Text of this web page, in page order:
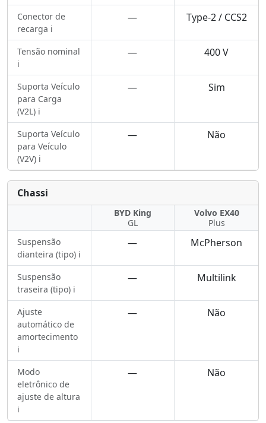
Conector de
recarga ℹ️
— Type-2 / CCS2
Tensão nominal
ℹ️
— 400 V
Suporta Veículo
para Carga
(V2L) ℹ️
— Sim
Suporta Veículo
para Veículo
(V2V) ℹ️
— Não
Chassi
BYD King
GL
Volvo EX40
Plus
Suspensão
dianteira (tipo) ℹ️
— McPherson
Suspensão
traseira (tipo) ℹ️
— Multilink
Ajuste
automático de
amortecimento
ℹ️
— Não
Modo
eletrônico de
ajuste de altura
ℹ️
— Não